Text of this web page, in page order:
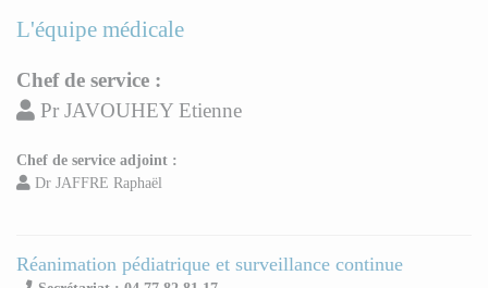
L'équipe médicale
Chef de service :
Pr JAVOUHEY Etienne
Chef de service adjoint :
Dr JAFFRE Raphaël
Réanimation pédiatrique et surveillance continue